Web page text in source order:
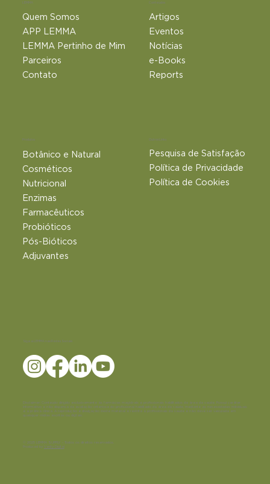
Quem Somos
APP LEMMA
LEMMA Pertinho de Mim
Parceiros
Contato
Conteúdos
Artigos
Eventos
Notícias
e-Books
Reports
Produtos
Botânico e Natural​
Cosméticos
Nutricional
Enzimas
Farmacêuticos
Probióticos
Pós-Bióticos
Adjuvantes
Outros Links
Pesquisa de Satisfação
Política de Privacidade
Política de Cookies
Siga a LEMMA nas Redes Sociais
Disclaimer:
Conteúdo dirigido exclusivamente às farmácias magistrais e profissionais habilitados da área da saúde. Possui caráter
informativo e não dispensa da avaliação criteriosa do profissional habilitado da área da saúde, mediante as necessidades individuais
e a prática clínica. A reprodução e divulgação deste material é restrita a profissionais da saúde e não deve ser veiculada em
quaisquer mídias escritas ou digitais.
© 2025 LEMMA SUPPLY - Todos os direitos reservados.
Produced by
Verity Digital